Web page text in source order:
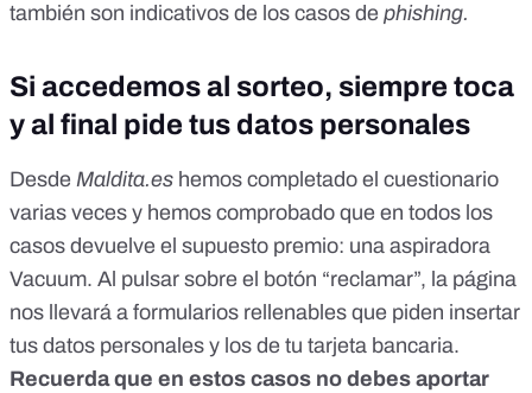
también son indicativos de los casos de phishing.
Si accedemos al sorteo, siempre toca
y al final pide tus datos personales
Desde Maldita.es hemos completado el cuestionario
varias veces y hemos comprobado que en todos los
casos devuelve el supuesto premio: una aspiradora
Vacuum. Al pulsar sobre el botón “reclamar”, la página
nos llevará a formularios rellenables que piden insertar
tus datos personales y los de tu tarjeta bancaria.
Recuerda que en estos casos no debes aportar